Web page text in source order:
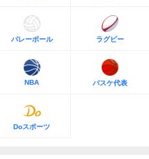
バレーボール ラグビー
NBA バスケ代表
Doスポーツ